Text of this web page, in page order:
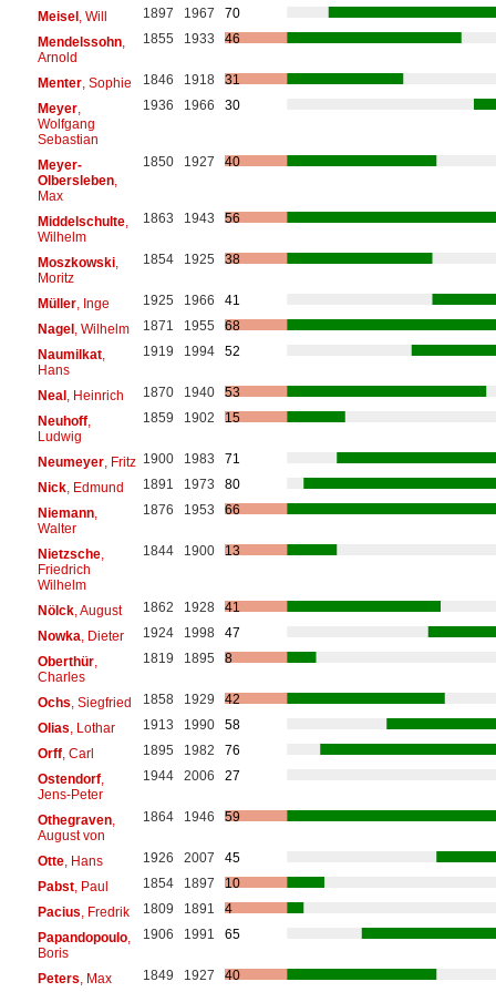
Meisel, Will 1897 1967
70
Mendelssohn,
Arnold
1855 1933 46
Menter, Sophie 1846 1918
31
Meyer,
Wolfgang
Sebastian
1936 1966 30
Meyer-
Olbersleben,
Max
1850 1927 40
Middelschulte,
Wilhelm
1863 1943 56
Moszkowski,
Moritz
1854 1925 38
Müller, Inge 1925 1966
41
Nagel, Wilhelm 1871 1955
68
Naumilkat,
Hans
1919 1994 52
Neal, Heinrich 1870 1940
53
Neuhoff,
Ludwig
1859 1902 15
Neumeyer, Fritz 1900 1983
71
Nick, Edmund 1891 1973
80
Niemann,
Walter
1876 1953 66
Nietzsche,
Friedrich
Wilhelm
1844 1900 13
Nölck, August 1862 1928
41
Nowka , Dieter 1924 1998
47
Oberthür,
Charles
1819 1895 8
Ochs , Siegfried 1858 1929
42
Olias , Lothar 1913 1990
58
Orff, Carl 1895 1982
76
Ostendorf,
Jens-Peter
1944 2006 27
Othegraven,
August von
1864 1946 59
Otte, Hans 1926 2007
45
Pabst, Paul 1854 1897
10
Pacius , Fredrik 1809 1891
4
Papandopoulo,
Boris
1906 1991 65
Peters , Max 1849 1927
40